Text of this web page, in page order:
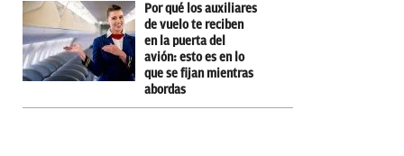
Por qué los auxiliares
de vuelo te reciben
en la puerta del
avión: esto es en lo
que se fijan mientras
abordas